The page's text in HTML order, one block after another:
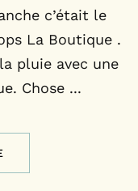
c’était le
La Boutique .
pluie avec une
Chose ...